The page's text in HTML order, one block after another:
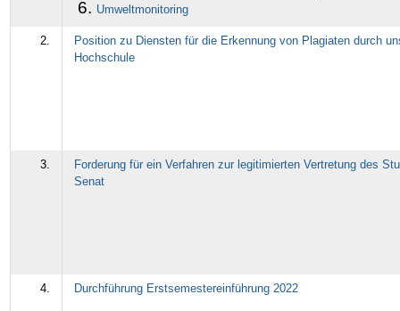
Umweltmonitoring
2.
Position zu Diensten für die Erkennung von Plagiaten durch
Hochschule
3.
Forderung für ein Verfahren zur legitimierten Vertretung des
Senat
4. Durchführung Erstsemestereinführung 2022